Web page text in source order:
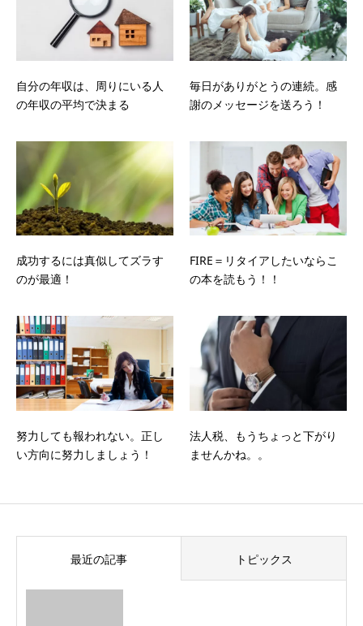
自分の年収は、周りにいる人
の年収の平均で決まる
毎日がありがとうの連続。感
謝のメッセージを送ろう！
成功するには真似してズラす
のが最適！
FIRE＝リタイアしたいならこ
の本を読もう！！
努力しても報われない。正し
い方向に努力しましょう！
法人税、もうちょっと下がり
ませんかね。。
最近の記事 トピックス